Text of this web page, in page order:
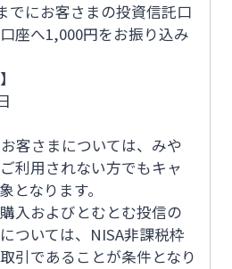
でにお客さまの投資信託口
座へ1,000円をお振り込み
客さまについては、みや
利用されない方でもキャ
となります。
入およびとむとむ投信の
ついては、NISA非課税枠
引であることが条件となり